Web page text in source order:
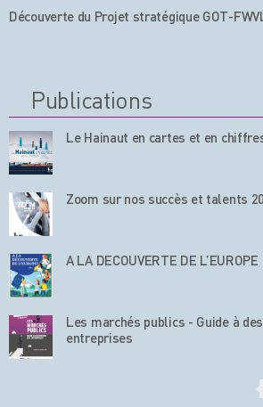
Découverte du Projet stratégique GOT-
Publications
Le Hainaut en cartes et en
Zoom sur nos succès et talents
A LA DECOUVERTE DE L’EUROPE
Les marchés publics - Guide à
entreprises